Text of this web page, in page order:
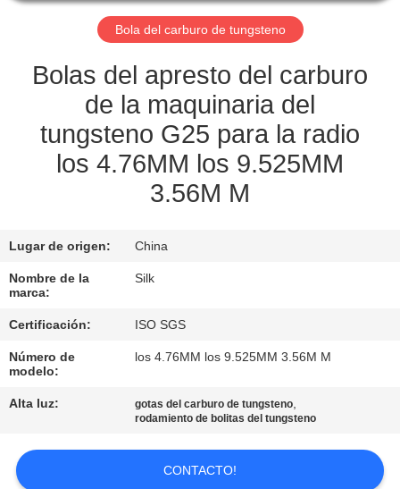
CONTROL
DE
CALIDAD
ÉNTRENOS
CON
NOTICIAS
CASOS
PIDA
CITA
Bola del carburo de tungsteno
Bolas del apresto del carburo
de la maquinaria del
tungsteno G25 para la radio
los 4.76MM los 9.525MM
3.56M M
Lugar de origen: China
Nombre de la
marca:
Silk
Certificación: ISO SGS
Número de
modelo:
los 4.76MM los 9.525MM 3.56M M
Alta luz: gotas del carburo de tungsteno
rodamiento de bolitas del tungsteno
CONTACTO!